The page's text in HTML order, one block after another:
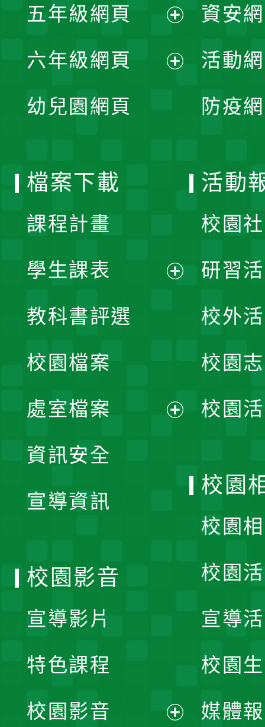
單
選
單
開
選
五年級網頁
開
六年級網頁
幼兒園網頁
資安
活動
防疫
檔案下載
課程計畫
學生課表
單
教科書評選
校園檔案
處室檔案
資訊安全
宣導資訊
活動
校園
研習
校外
校園
校園
校園
校園
校園
宣導
校園
媒體
校園影音
宣導影片
特色課程
校園影音